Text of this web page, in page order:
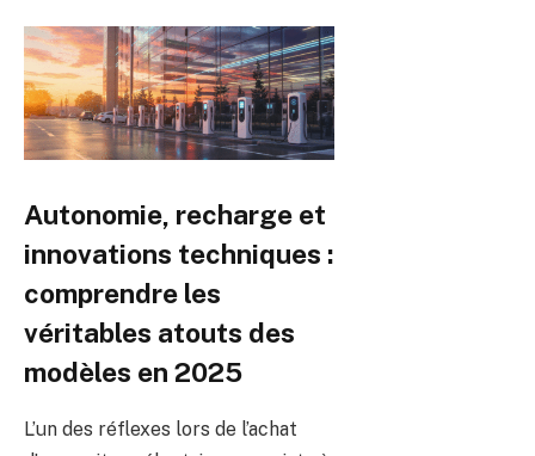
Autonomie, recharge et
innovations techniques :
comprendre les
véritables atouts des
modèles en 2025
L’un des réflexes lors de l’achat